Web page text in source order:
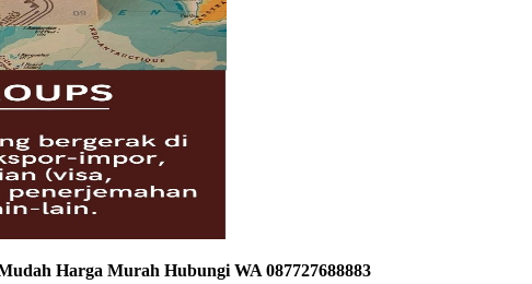
Harga Murah Hubungi WA 087727688883